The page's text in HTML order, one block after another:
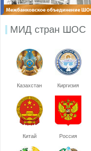
МИД стран ШОС
Казахстан Киргизия
Китай Россия